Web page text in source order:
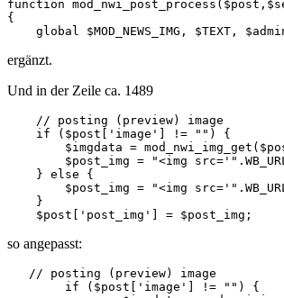
function
{
global $MOD_NEWS_IMG, $TEXT,
ergänzt.
Und in der Zeile ca. 1489
    // posting (preview) image
    if ($post['image'] != "") {
$imgdata =
$post_img = "<img
    } else {
$post_img = "<img
    }
    $post['post_img'] = $post_img;
so angepasst:
   // posting (preview) image